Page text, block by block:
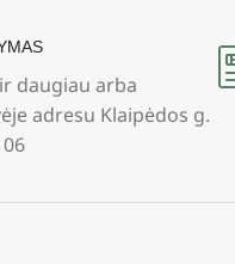
daugiau arba
adresu Klaipėdos g.